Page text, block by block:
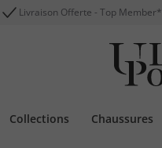
Livraison Offerte - Top Member*
Collections Chaussures